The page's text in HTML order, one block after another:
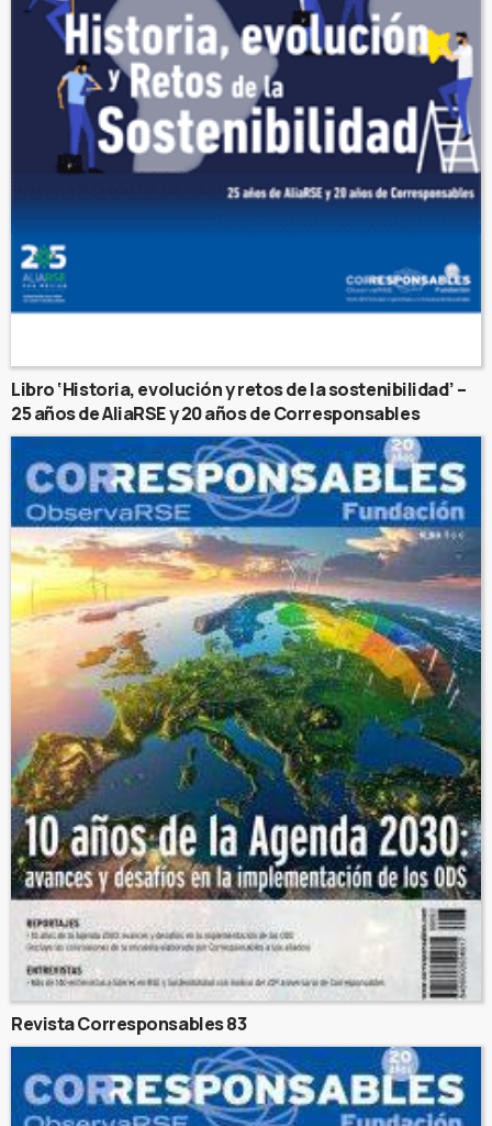
Libro ‘Historia, evolución y retos de la sostenibilidad’ –
25 años de AliaRSE y 20 años de Corresponsables
Revista Corresponsables 83